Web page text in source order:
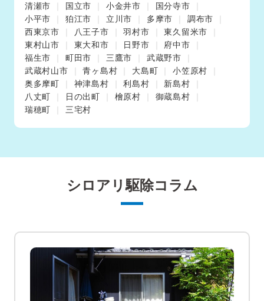
清瀬市
国立市 小金井市
国分寺市
小平市
狛江市 立川市 多摩市
調布市
西東京市
八王子市 羽村市
東久留米市
東村山市
東大和市 日野市
府中市
福生市
町田市 三鷹市
武蔵野市
武蔵村山市
青ヶ島村 大島町
小笠原村
奥多摩町
神津島村 利島村
新島村
八丈町
日の出町 檜原村
御蔵島村
瑞穂町
三宅村
シロアリ駆除コラム